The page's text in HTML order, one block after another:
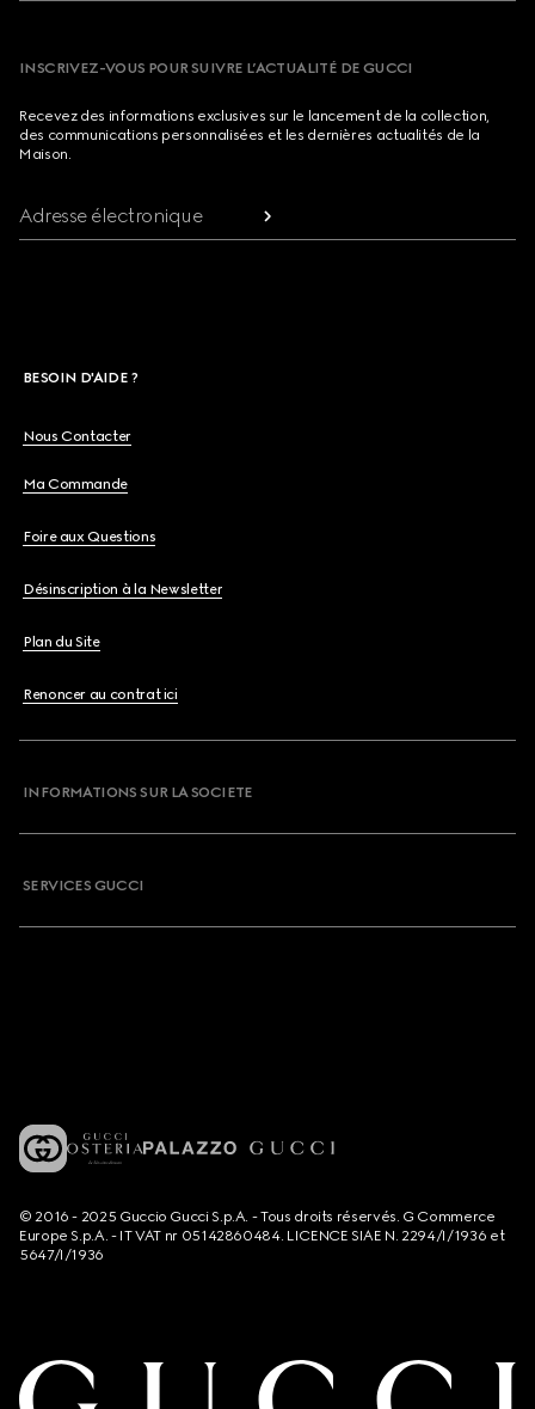
INSCRIVEZ-VOUS POUR SUIVRE L’ACTUALITÉ DE GUCCI
Recevez des informations exclusives sur le lancement de la collection,
des communications personnalisées et les dernières actualités de la
Maison.
Adresse électronique
BESOIN D'AIDE ?
Nous Contacter
Ma Commande
Foire aux Questions
Désinscription à la Newsletter
Plan du Site
Renoncer au contrat ici
INFORMATIONS SUR LA SOCIETE
SERVICES GUCCI
© 2016 - 2025 Guccio Gucci S.p.A. - Tous droits réservés. G Commerce
Europe S.p.A. - IT VAT nr 05142860484. LICENCE SIAE N. 2294/I/1936 et
5647/I/1936